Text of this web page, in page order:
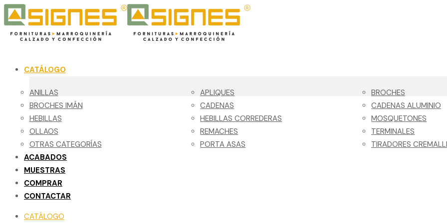
CATÁLOGO
ANILLAS APLIQUES
BROCHES
BROCHES IMÁN
CADENAS
CADENAS ALUMINIO
HEBILLAS
HEBILLAS CORREDERAS
MOSQUETONES
OLLAOS
REMACHES
TERMINALES
OTRAS CATEGORÍAS
PORTA ASAS
TIRADORES
ACABADOS
MUESTRAS
COMPRAR
CONTACTAR
CATÁLOGO